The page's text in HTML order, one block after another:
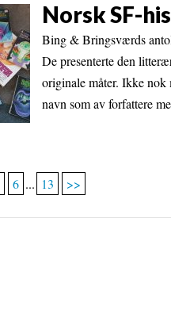
Norsk SF-
Bing & Bringsværds
De presenterte den
originale måter. Ikke nok
navn som av forfattere
6 ... 13 >>